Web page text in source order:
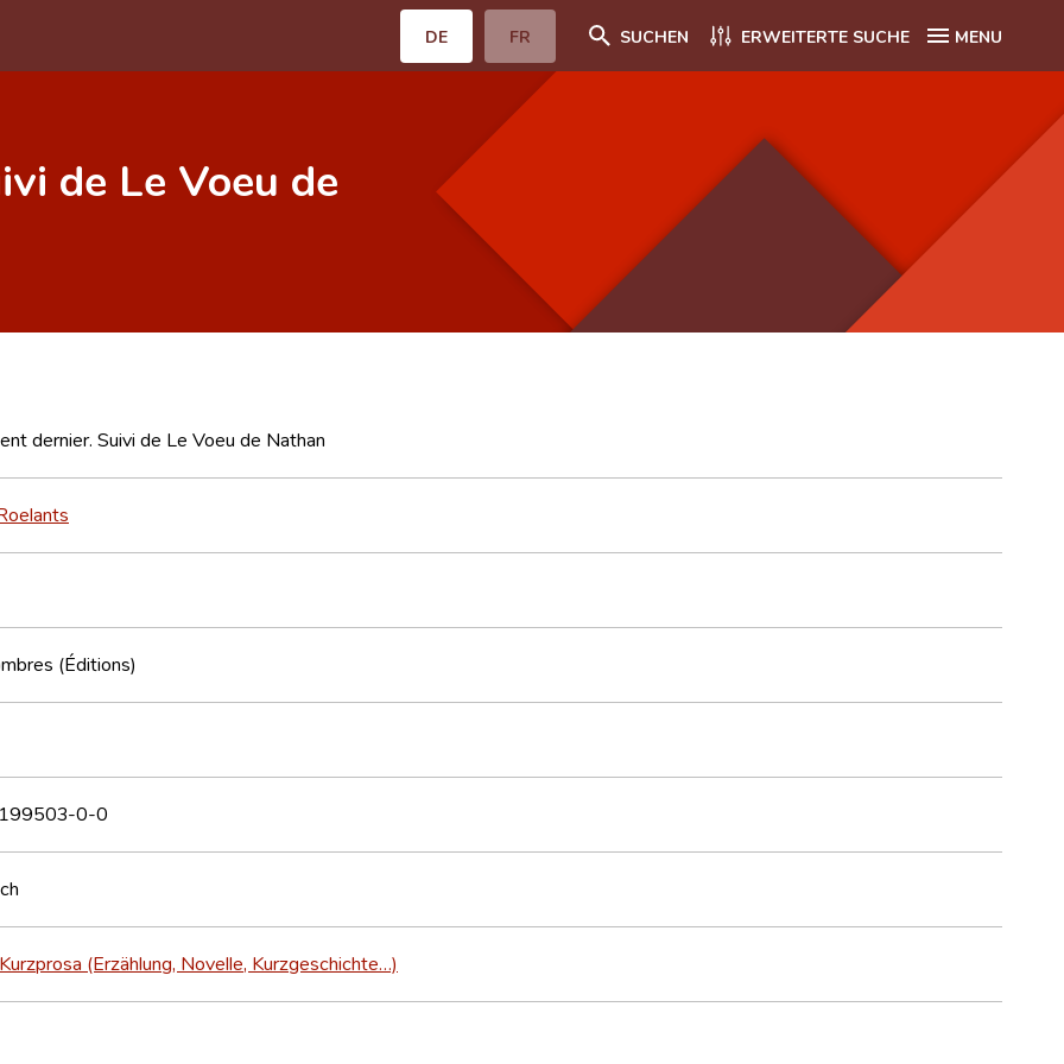
DE FR SUCHEN ERWEITERTE SUCHE MENU
de Le Voeu de
dernier. Suivi de Le Voeu de Nathan
(Éditions)
0-0
Kurzprosa (Erzählung, Novelle, Kurzgeschichte…)